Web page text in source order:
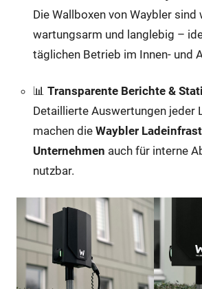
Die Wallboxen von Waybler
wartungsarm und langlebig –
täglichen Betrieb im Innen- und
📊 Transparente Berichte &
Detaillierte Auswertungen jeder
machen die Waybler
Unternehmen auch für interne
nutzbar.